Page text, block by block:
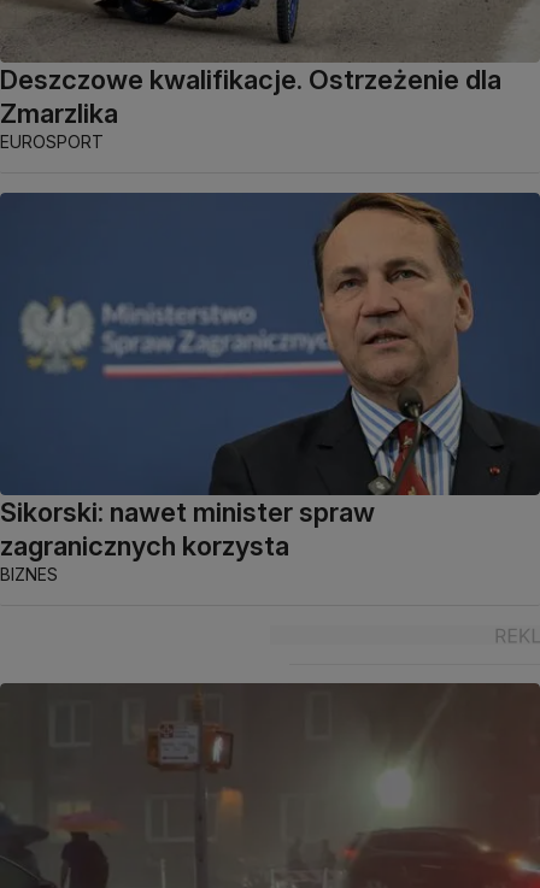
Deszczowe kwalifikacje. Ostrzeżenie dla
Zmarzlika
EUROSPORT
Sikorski: nawet minister spraw
zagranicznych korzysta
BIZNES